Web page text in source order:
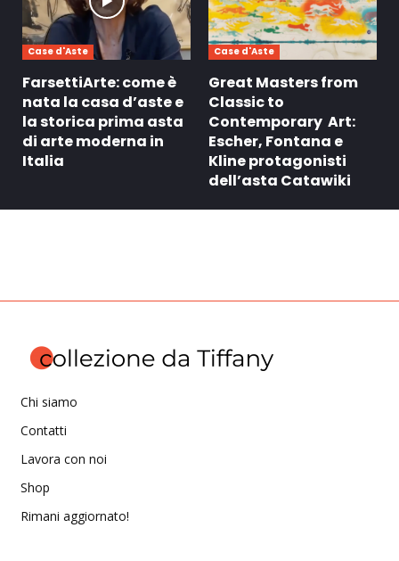
Case d'Aste
FarsettiArte: come è
nata la casa d’aste e
la storica prima asta
di arte moderna in
Italia
Case d'Aste
Great Masters from
Classic to
Contemporary Art:
Escher, Fontana e
Kline protagonisti
dell’asta Catawiki
Chi siamo
Contatti
Lavora con noi
Shop
Rimani aggiornato!